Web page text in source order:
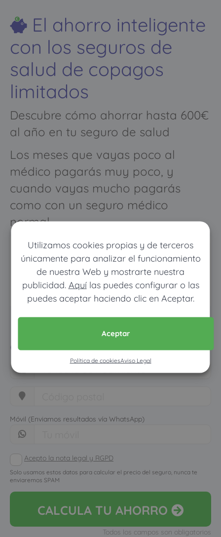
Utilizamos cookies propias y de terceros
únicamente para analizar el funcionamiento
de nuestra Web y mostrarte nuestra
publicidad. Aquílas puedes configurar o las
puedes aceptar haciendo clic en Aceptar.
Aceptar
Política de cookiesAviso Legal
El ahorro inteligente
con los seguros de
salud de copagos
limitados
Descubre cómo ahorrar hasta 600€
al año en tu seguro de salud
Los meses que vayas poco al
médico pagarás muy poco, y
cuando vayas mucho pagarás
como con un seguro médico
normal
Pon tus datos y descubre
cuánto dinero ahorrarías
Móvil (Enviamos resultados vía WhatsApp)
Acepto la nota legal y RGPD
Solo usamos estos datos para calcular el precio del seguro, nunca te
enviaremos SPAM
CALCULA TU AHORRO
Todos los campos son obligatorios